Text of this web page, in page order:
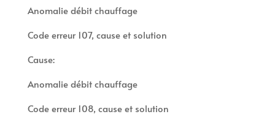
Anomalie débit chauffage
Code erreur 107, cause et solution
Cause:
Anomalie débit chauffage
Code erreur 108, cause et solution